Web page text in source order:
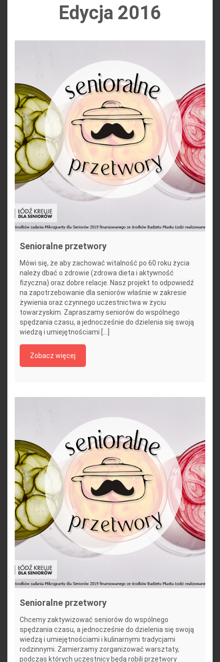
Edycja 2016
Senioralne przetwory
Mówi się, że aby zachować witalność po 60 roku życia
należy dbać o zdrowie (zdrowa dieta i aktywność
fizyczna) oraz dobre relacje. Nasz projekt to odpowiedź
na zapotrzebowanie dla seniorów właśnie w zakresie
żywienia oraz czynnego uczestnictwa w życiu
towarzyskim. Zapraszamy seniorów do wspólnego
spędzania czasu, a jednocześnie do dzielenia się swoją
wiedzą i umiejętnościami [...]
Zobacz więcej
Senioralne przetwory
Chcemy zaktywizować seniorów do wspólnego
spędzania czasu, a jednocześnie do dzielenia się swoją
wiedzą i umiejętnościami i kulinarnymi tradycjami
rodzinnymi. Zamierzamy zorganizować warsztaty,
podczas których uczestnicy będą robili przetwory